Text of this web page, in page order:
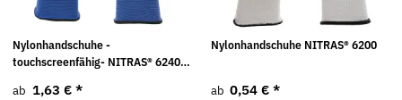
Nylonhandschuhe -
touchscreenfähig- NITRAS® 6240
ab 1,63 € *
Nylonhandschuhe NITRAS® 6200
ab 0,54 € *